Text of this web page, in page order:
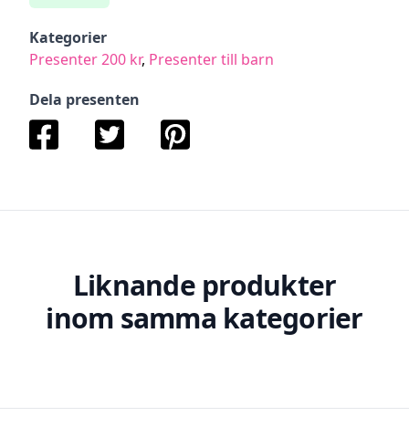
Kategorier
Presenter 200 kr, Presenter till barn
Dela presenten
Liknande produkter
inom samma kategorier